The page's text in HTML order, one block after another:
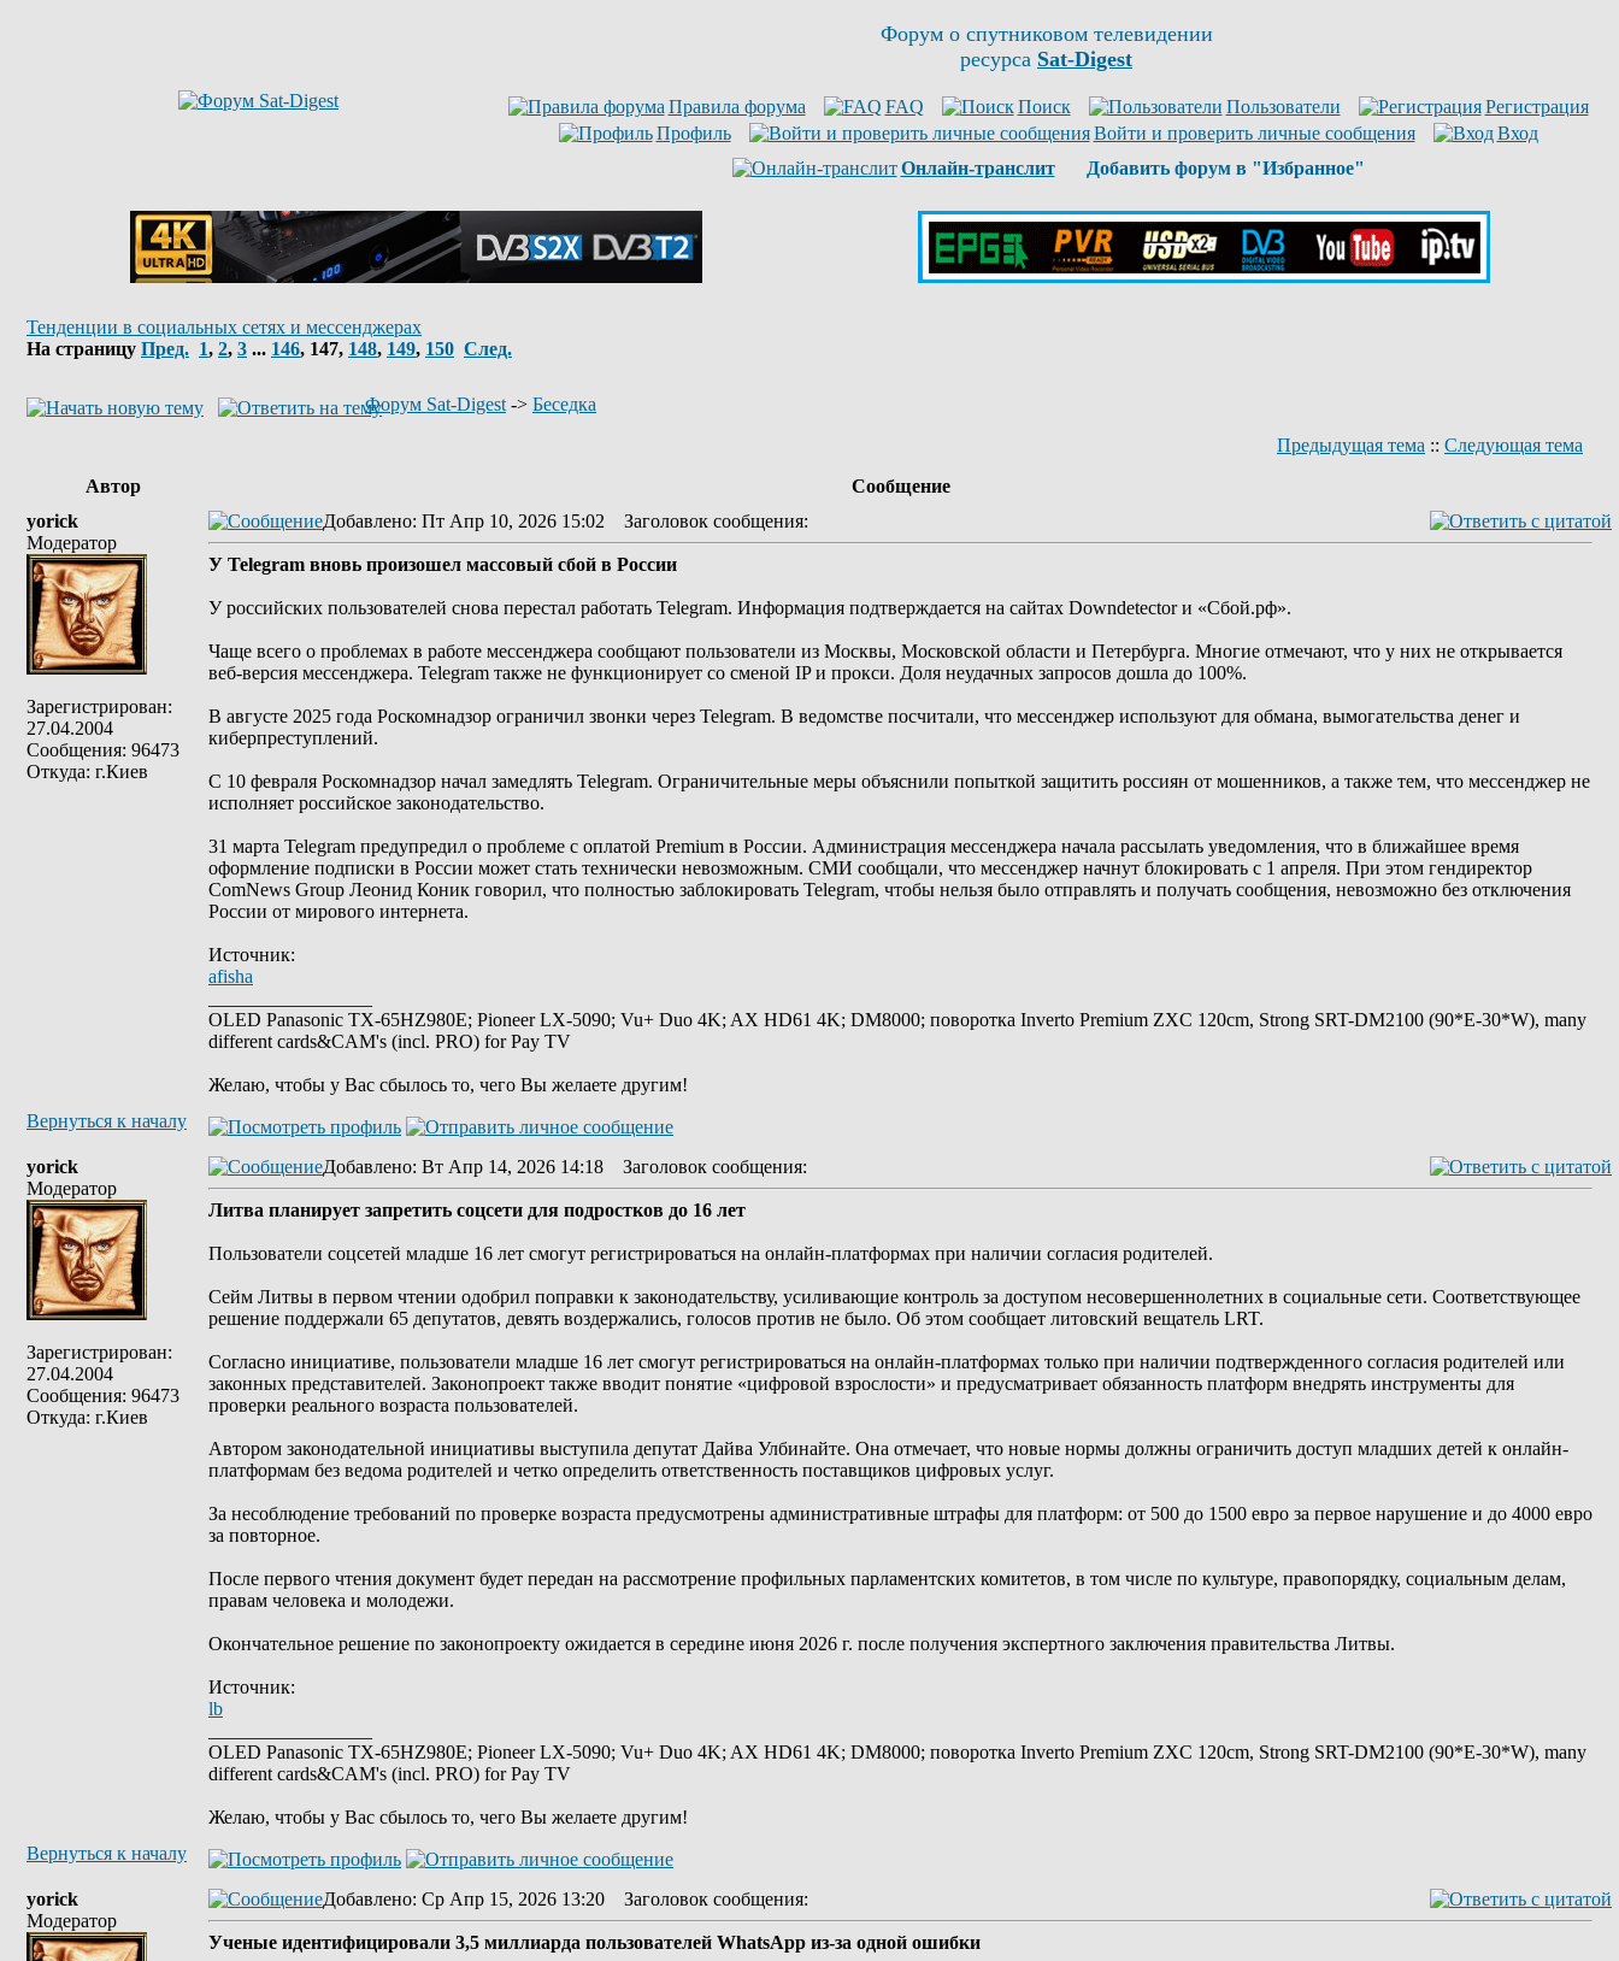
Форум о спутниковом телевидении
ресурса Sat-Digest
Правила форума FAQ Поиск Пользователи
Регистрация
Профиль
Войти и проверить личные сообщения
Вход
Онлайн-транслит
Добавить форум в "Избранное"
Тенденции в социальных сетях и мессенджерах
На страницу Пред. 1, 2, 3 ... 146, 147, 148, 149, 150 След.
Форум Sat-Digest -> Беседка
Предыдущая тема :: Следующая тема
Автор
Сообщение
yorick
Модератор
Зарегистрирован:
27.04.2004
Сообщения: 96473
Откуда: г.Киев
Добавлено: Пт Апр 10, 2026 15:02 Заголовок сообщения:
У Telegram вновь произошел массовый сбой в России
У российских пользователей снова перестал работать Telegram. Информация подтверждается на сайтах Downdetector и «Сбой.рф».
Чаще всего о проблемах в работе мессенджера сообщают пользователи из Москвы, Московской области и Петербурга. Многие отмечают, что у них не открывается
веб-версия мессенджера. Telegram также не функционирует со сменой IP и прокси. Доля неудачных запросов дошла до 100%.
В августе 2025 года Роскомнадзор ограничил звонки через Telegram. В ведомстве посчитали, что мессенджер используют для обмана, вымогательства денег и
киберпреступлений.
С 10 февраля Роскомнадзор начал замедлять Telegram. Ограничительные меры объяснили попыткой защитить россиян от мошенников, а также тем, что мессенджер не
исполняет российское законодательство.
31 марта Telegram предупредил о проблеме с оплатой Premium в России. Администрация мессенджера начала рассылать уведомления, что в ближайшее время
оформление подписки в России может стать технически невозможным. СМИ сообщали, что мессенджер начнут блокировать с 1 апреля. При этом гендиректор
ComNews Group Леонид Коник говорил, что полностью заблокировать Telegram, чтобы нельзя было отправлять и получать сообщения, невозможно без отключения
России от мирового интернета.
Источник:
afisha
OLED Panasonic TX-65HZ980E; Pioneer LX-5090; Vu+ Duo 4K; AX HD61 4K; DM8000; поворотка Inverto Premium ZXC 120cm, Strong SRT-DM2100 (90*E-30*W), many
different cards&CAM's (incl. PRO) for Pay TV
Желаю, чтобы у Вас сбылось то, чего Вы желаете другим!
Вернуться к началу
yorick
Модератор
Зарегистрирован:
27.04.2004
Сообщения: 96473
Откуда: г.Киев
Добавлено: Вт Апр 14, 2026 14:18 Заголовок сообщения:
Литва планирует запретить соцсети для подростков до 16 лет
Пользователи соцсетей младше 16 лет смогут регистрироваться на онлайн-платформах при наличии согласия родителей.
Сейм Литвы в первом чтении одобрил поправки к законодательству, усиливающие контроль за доступом несовершеннолетних в социальные сети. Соответствующее
решение поддержали 65 депутатов, девять воздержались, голосов против не было. Об этом сообщает литовский вещатель LRT.
Согласно инициативе, пользователи младше 16 лет смогут регистрироваться на онлайн-платформах только при наличии подтвержденного согласия родителей или
законных представителей. Законопроект также вводит понятие «цифровой взрослости» и предусматривает обязанность платформ внедрять инструменты для
проверки реального возраста пользователей.
Автором законодательной инициативы выступила депутат Дайва Улбинайте. Она отмечает, что новые нормы должны ограничить доступ младших детей к онлайн-
платформам без ведома родителей и четко определить ответственность поставщиков цифровых услуг.
За несоблюдение требований по проверке возраста предусмотрены административные штрафы для платформ: от 500 до 1500 евро за первое нарушение и до 4000 евро
за повторное.
После первого чтения документ будет передан на рассмотрение профильных парламентских комитетов, в том числе по культуре, правопорядку, социальным делам,
правам человека и молодежи.
Окончательное решение по законопроекту ожидается в середине июня 2026 г. после получения экспертного заключения правительства Литвы.
Источник:
lb
OLED Panasonic TX-65HZ980E; Pioneer LX-5090; Vu+ Duo 4K; AX HD61 4K; DM8000; поворотка Inverto Premium ZXC 120cm, Strong SRT-DM2100 (90*E-30*W), many
different cards&CAM's (incl. PRO) for Pay TV
Желаю, чтобы у Вас сбылось то, чего Вы желаете другим!
Вернуться к началу
yorick
Модератор
Добавлено: Ср Апр 15, 2026 13:20 Заголовок сообщения:
Ученые идентифицировали 3,5 миллиарда пользователей WhatsApp из-за одной ошибки